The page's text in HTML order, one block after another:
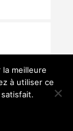
meilleure
à utiliser ce